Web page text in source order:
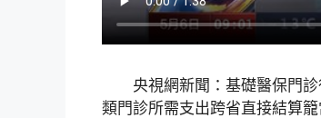
央視網新聞：基礎醫保門
類門診所需支出跨省直接結算